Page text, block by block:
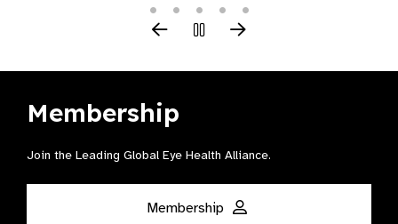
Membership
Join the Leading Global Eye Health Alliance​.
Membership